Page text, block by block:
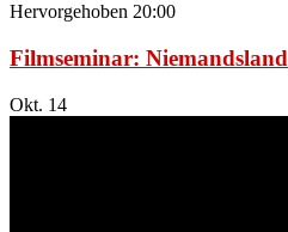
Hervorgehoben 20:00
Filmseminar: Niemandsland
Okt. 14